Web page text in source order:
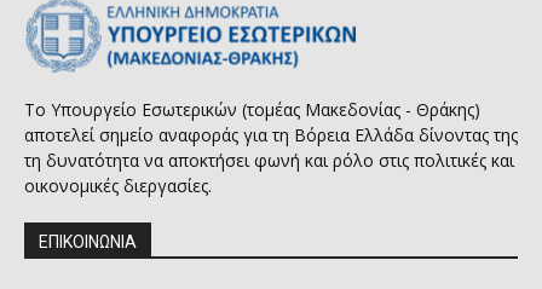
Το Υπουργείο Εσωτερικών (τομέας Μακεδονίας - Θράκης)
αποτελεί σημείο αναφοράς για τη Βόρεια Ελλάδα δίνοντας της
τη δυνατότητα να αποκτήσει φωνή και ρόλο στις πολιτικές και
οικονομικές διεργασίες.
ΕΠΙΚΟΙΝΩΝΙΑ